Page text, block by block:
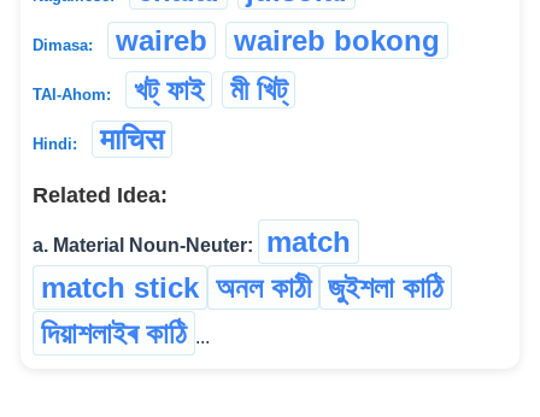
Dimasa: waireb waireb bokong
TAI-Ahom: খট্ ফাই মী খিট্
Hindi: माचिस
Related Idea:
a. Material Noun-Neuter:
match
match stick অনল কাঠী জুইশলা কাঠি
দিয়াশলাইৰ কাঠি ...